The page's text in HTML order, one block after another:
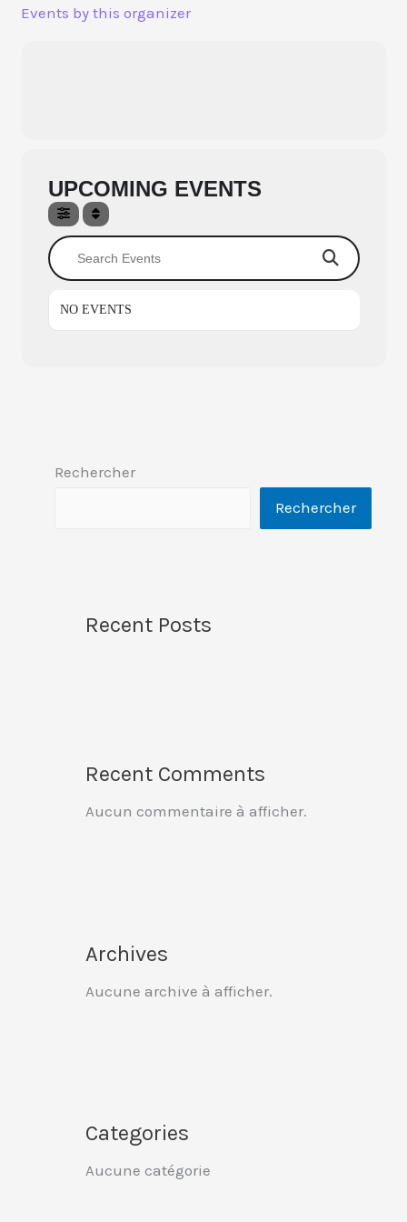
AllerEvents by this organizer
UPCOMING EVENTS
Search Events
NO EVENTS
Rechercher
Rechercher
Recent Posts
Recent Comments
Aucun commentaire à afficher.
Archives
Aucune archive à afficher.
Categories
Aucune catégorie